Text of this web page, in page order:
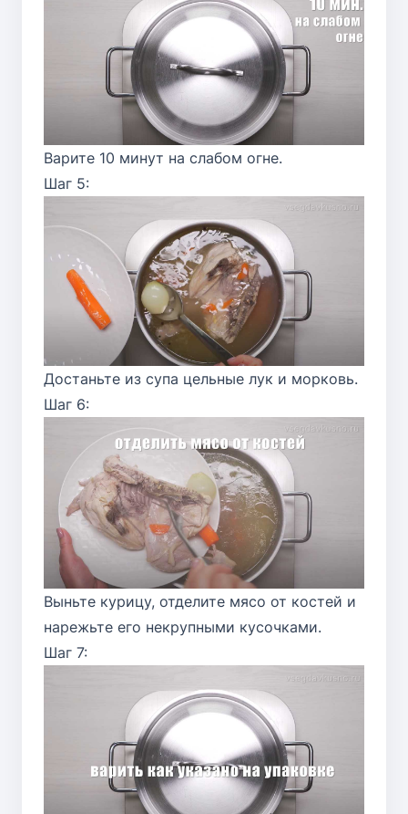
Варите 10 минут на слабом огне.
Шаг 5:
Достаньте из супа цельные лук и морковь.
Шаг 6:
Выньте курицу, отделите мясо от костей и
нарежьте его некрупными кусочками.
Шаг 7: